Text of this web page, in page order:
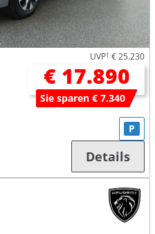
UVP1 € 25.230
€ 17.890
Sie sparen € 7.340
P
Details